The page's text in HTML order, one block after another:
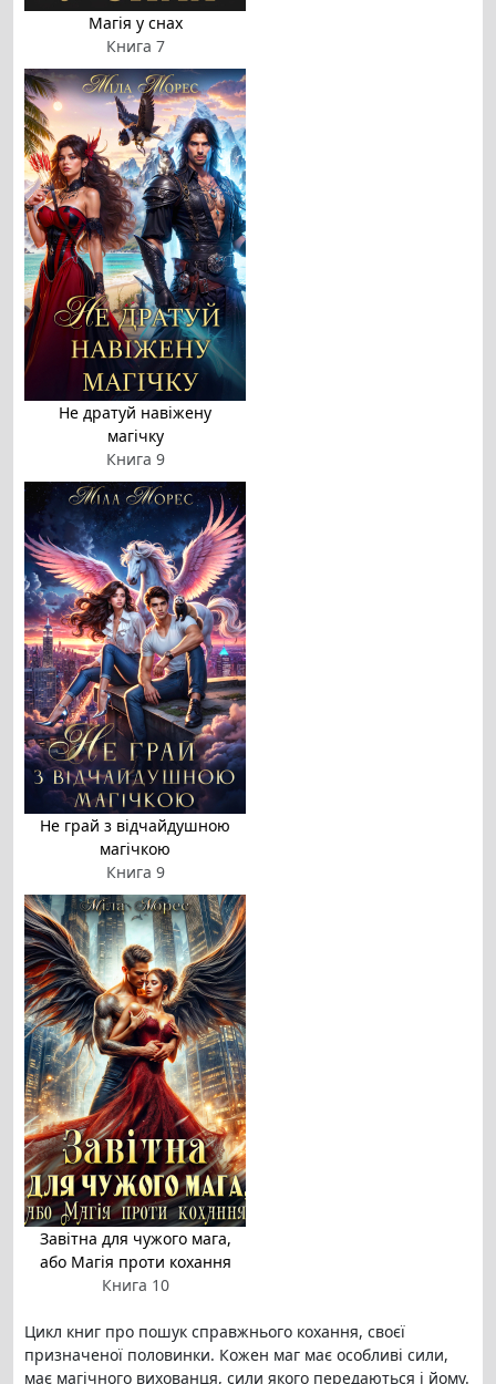
Магія у снах
Книга 7
Не дратуй навіжену
магічку
Книга 9
Не грай з відчайдушною
магічкою
Книга 9
Завітна для чужого мага,
або Магія проти кохання
Книга 10
Цикл книг про пошук справжнього кохання, своєї
призначеної половинки. Кожен маг має особливі сили,
має магічного вихованця, сили якого передаються і йому.